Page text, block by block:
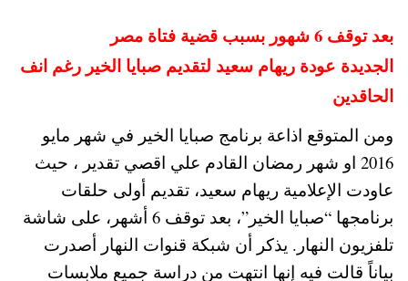
بعد توقف 6 شهور بسبب قضية فتاة مصر
الجديدة عودة ريهام سعيد لتقديم صبايا الخير رغم انف
الحاقدين
ومن المتوقع اذاعة برنامج صبايا الخير في شهر مايو
2016 او شهر رمضان القادم علي اقصي تقدير ، حيث
عاودت الإعلامية ريهام سعيد، تقديم أولى حلقات
برنامجها “صبايا الخير”، بعد توقف 6 أشهر، على شاشة
تلفزيون النهار. يذكر أن شبكة قنوات النهار أصدرت
بياناً قالت فيه إنها انتهت من دراسة جميع ملابسات